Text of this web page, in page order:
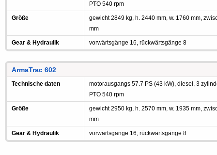
PTO 540 rpm
Größe
gewicht 2849 kg, h. 2440 mm, w. 1760 mm,
mm
Gear & Hydraulik vorwärtsgänge 16, rückwärtsgänge 8
ArmaTrac 602
Technische daten
motorausgangs 57.7 PS (43 kW), diesel, 3
PTO 540 rpm
Größe
gewicht 2950 kg, h. 2570 mm, w. 1935 mm,
mm
Gear & Hydraulik vorwärtsgänge 16, rückwärtsgänge 8